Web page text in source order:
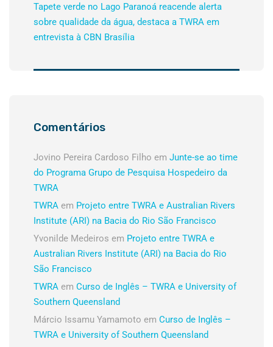
Tapete verde no Lago Paranoá reacende alerta
sobre qualidade da água, destaca a TWRA em
entrevista à CBN Brasília
Comentários
Jovino Pereira Cardoso Filho em Junte-se ao time
do Programa Grupo de Pesquisa Hospedeiro da
TWRA
TWRA em Projeto entre TWRA e Australian Rivers
Institute (ARI) na Bacia do Rio São Francisco
Yvonilde Medeiros em Projeto entre TWRA e
Australian Rivers Institute (ARI) na Bacia do Rio
São Francisco
TWRA em Curso de Inglês – TWRA e University of
Southern Queensland
Márcio Issamu Yamamoto em Curso de Inglês –
TWRA e University of Southern Queensland